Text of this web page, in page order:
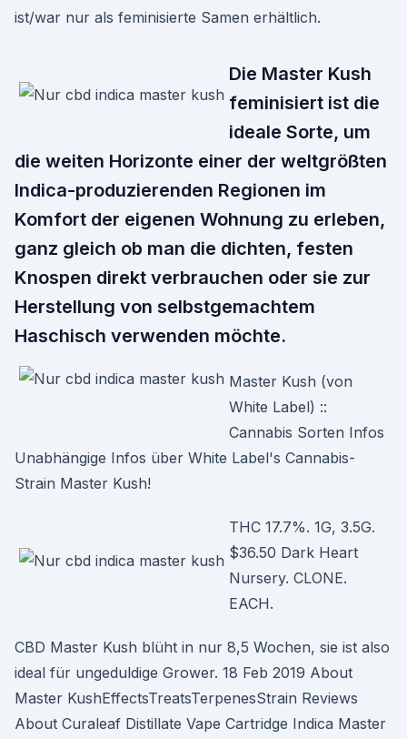
ist/war nur als feminisierte Samen erhältlich.
Die Master Kush
feminisiert ist die
ideale Sorte, um
die weiten Horizonte einer der weltgrößten
Indica-produzierenden Regionen im
Komfort der eigenen Wohnung zu erleben,
ganz gleich ob man die dichten, festen
Knospen direkt verbrauchen oder sie zur
Herstellung von selbstgemachtem
Haschisch verwenden möchte.
Master Kush (von
White Label) ::
Cannabis Sorten Infos
Unabhängige Infos über White Label's Cannabis-
Strain Master Kush!
THC 17.7%. 1G, 3.5G.
$36.50 Dark Heart
Nursery. CLONE.
EACH.
CBD Master Kush blüht in nur 8,5 Wochen, sie ist also
ideal für ungeduldige Grower. 18 Feb 2019 About
Master KushEffectsTreatsTerpenesStrain Reviews
About Curaleaf Distillate Vape Cartridge Indica Master